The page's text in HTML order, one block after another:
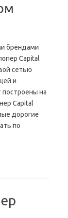
брендами
Capital
сетью
и
на
Capital
дорогие
по